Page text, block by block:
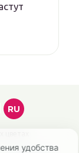
удобства
RU